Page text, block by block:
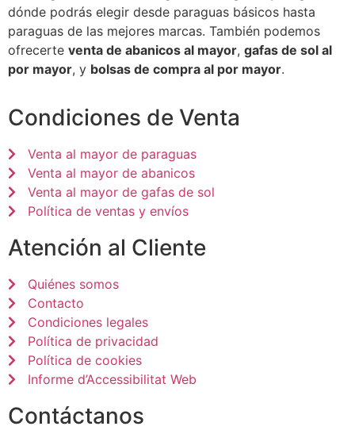
dónde podrás elegir desde paraguas básicos hasta
paraguas de las mejores marcas. También podemos
ofrecerte venta de abanicos al mayor, gafas de sol al
por mayor, y bolsas de compra al por mayor.
Condiciones de Venta
Venta al mayor de paraguas
Venta al mayor de abanicos
Venta al mayor de gafas de sol
Política de ventas y envíos
Atención al Cliente
Quiénes somos
Contacto
Condiciones legales
Política de privacidad
Política de cookies
Informe d’Accessibilitat Web
Contáctanos